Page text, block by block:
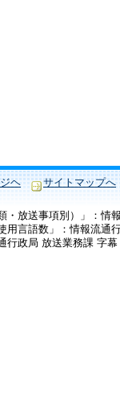
ヘ
サイトマップへ
・放送事項別）」：情
用言語数」：情報流通
行政局 放送業務課 字